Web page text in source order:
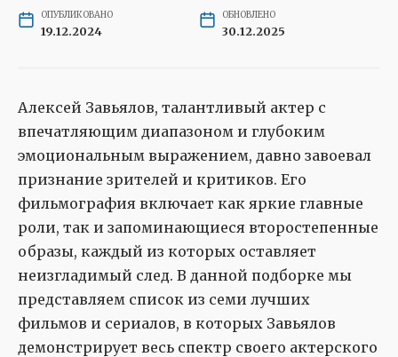
ОПУБЛИКОВАНО
19.12.2024
ОБНОВЛЕНО
30.12.2025
Алексей Завьялов, талантливый актер с
впечатляющим диапазоном и глубоким
эмоциональным выражением, давно завоевал
признание зрителей и критиков. Его
фильмография включает как яркие главные
роли, так и запоминающиеся второстепенные
образы, каждый из которых оставляет
неизгладимый след. В данной подборке мы
представляем список из семи лучших
фильмов и сериалов, в которых Завьялов
демонстрирует весь спектр своего актерского